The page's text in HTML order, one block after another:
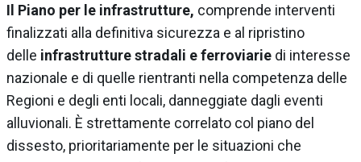
Il Piano per le infrastrutture, comprende interventi
finalizzati alla definitiva sicurezza e al ripristino
delle infrastrutture stradali e ferroviarie di interesse
nazionale e di quelle rientranti nella competenza delle
Regioni e degli enti locali, danneggiate dagli eventi
alluvionali. È strettamente correlato col piano del
dissesto, prioritariamente per le situazioni che